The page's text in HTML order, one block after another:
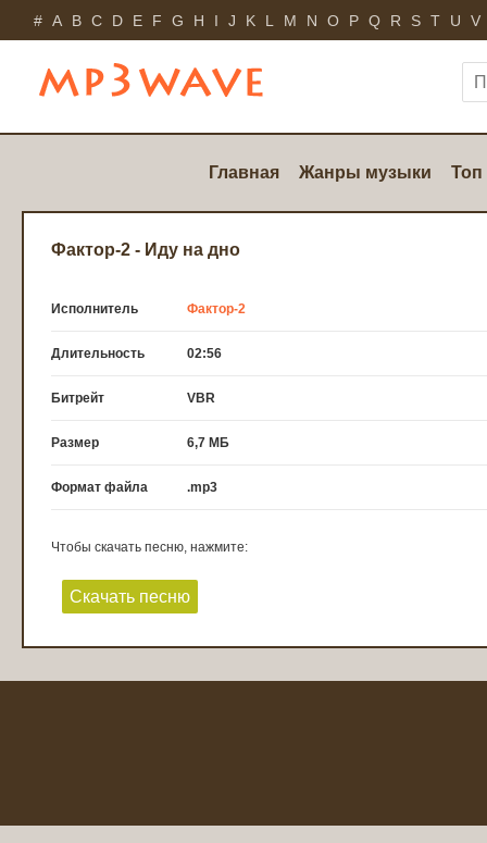
# A B C D E F G H I J K L M N O P Q R S T U V
Главная Жанры музыки Топ
Фактор-2 - Иду на дно
Исполнитель Фактор-2
Длительность 02:56
Битрейт VBR
Размер 6,7 МБ
Формат файла .mp3
Чтобы скачать песню, нажмите:
Скачать песню